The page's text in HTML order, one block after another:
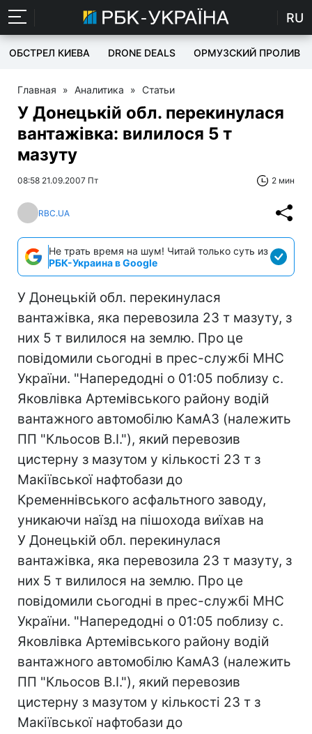
RU
ОБСТРЕЛ КИЕВА DRONE DEALS ОРМУЗСКИЙ ПРОЛИВ
Главная » Аналитика » Статьи
У Донецькій обл. перекинулася
вантажівка: вилилося 5 т
мазуту
08:58 21.09.2007 Пт 2 мин
RBC.UA
Не трать время на шум! Читай только суть из
РБК-Украина в Google
У Донецькій обл. перекинулася
вантажівка, яка перевозила 23 т мазуту, з
них 5 т вилилося на землю. Про це
повідомили сьогодні в прес-службі МНС
України. "Напередодні о 01:05 поблизу с.
Яковлівка Артемівського району водій
вантажного автомобілю КамАЗ (належить
ПП "Кльосов В.І."), який перевозив
цистерну з мазутом у кількості 23 т з
Макіївської нафтобази до
Кременнівського асфальтного заводу,
уникаючи наїзд на пішохода виїхав на
У Донецькій обл. перекинулася
вантажівка, яка перевозила 23 т мазуту, з
них 5 т вилилося на землю. Про це
повідомили сьогодні в прес-службі МНС
України. "Напередодні о 01:05 поблизу с.
Яковлівка Артемівського району водій
вантажного автомобілю КамАЗ (належить
ПП "Кльосов В.І."), який перевозив
цистерну з мазутом у кількості 23 т з
Макіївської нафтобази до